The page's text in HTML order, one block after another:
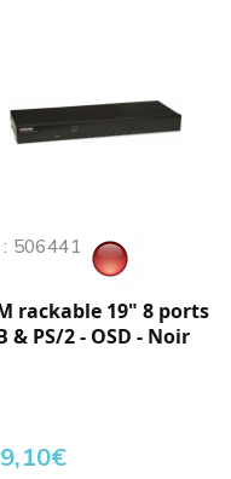
506441
rackable 19" 8 ports
& PS/2 - OSD - Noir
€